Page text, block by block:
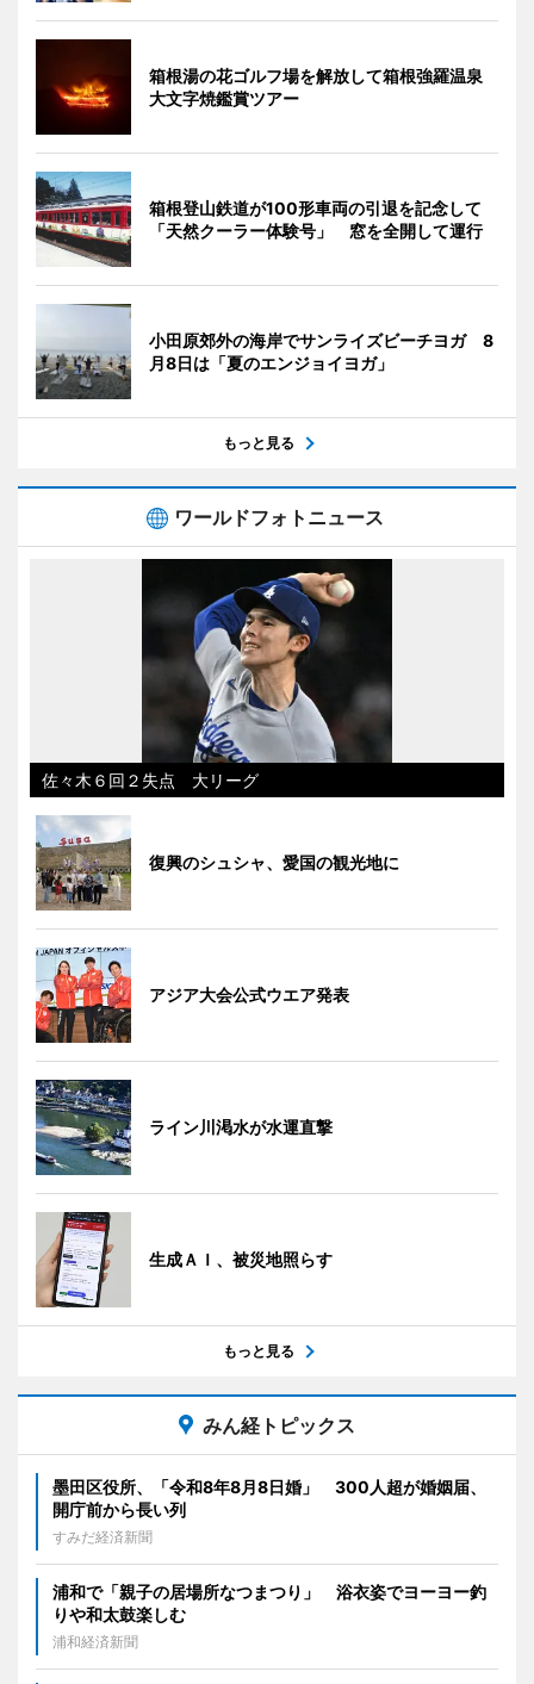
箱根湯の花ゴルフ場を解放して箱根強羅温泉
大文字焼鑑賞ツアー
箱根登山鉄道が100形車両の引退を記念して
「天然クーラー体験号」 窓を全開して運行
小田原郊外の海岸でサンライズビーチヨガ 8
月8日は「夏のエンジョイヨガ」
もっと見る
ワールドフォトニュース
佐々木６回２失点 大リーグ
復興のシュシャ、愛国の観光地に
アジア大会公式ウエア発表
ライン川渇水が水運直撃
生成ＡＩ、被災地照らす
もっと見る
みん経トピックス
墨田区役所、「令和8年8月8日婚」 300人超が婚姻届、
開庁前から長い列
すみだ経済新聞
浦和で「親子の居場所なつまつり」 浴衣姿でヨーヨー釣
りや和太鼓楽しむ
浦和経済新聞